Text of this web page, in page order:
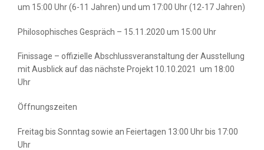
um 15:00 Uhr (6-11 Jahren) und um 17:00 Uhr (12-17 Jahren)
Philosophisches Gespräch – 15.11.2020 um 15:00 Uhr
Finissage – offizielle Abschlussveranstaltung der Ausstellung
mit Ausblick auf das nächste Projekt 10.10.2021 um 18:00
Uhr
Öffnungszeiten
Freitag bis Sonntag sowie an Feiertagen 13:00 Uhr bis 17:00
Uhr